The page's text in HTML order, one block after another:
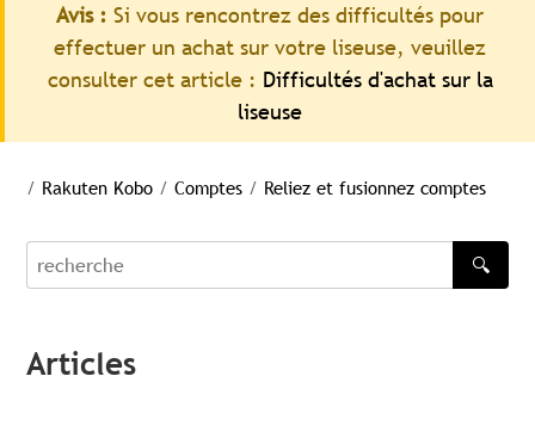
Avis : Si vous rencontrez des difficultés pour
effectuer un achat sur votre liseuse, veuillez
consulter cet article : Difficultés d'achat sur la
liseuse
/ Rakuten Kobo / Comptes / Reliez et fusionnez comptes
recherche
🔍
Articles